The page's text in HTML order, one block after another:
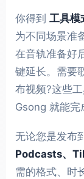
你得到 工具模
为不同场景准
在音轨准备好
键延长。需要
布视频?这些
Gsong 就能完
无论您是发布
Podcasts、
需的格式、时